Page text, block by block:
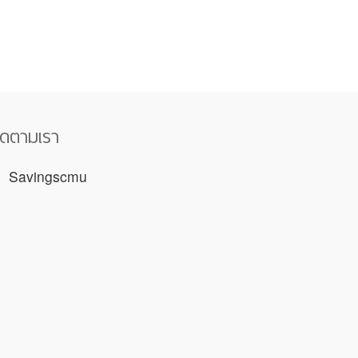
ตามเรา
Savingscmu